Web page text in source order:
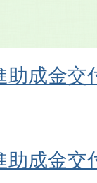
助成金
助成金交